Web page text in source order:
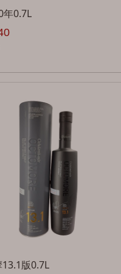
年0.7L
版0.7L